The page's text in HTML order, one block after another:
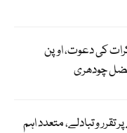
کی دعوت، اوپن
چودھری
و تبادلے، متعدد اہم